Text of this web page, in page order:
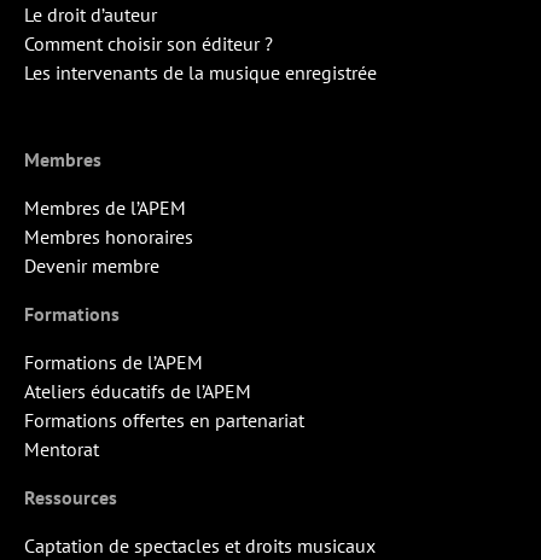
Le droit d’auteur
Comment choisir son éditeur ?
Les intervenants de la musique enregistrée
Membres
Membres de l’APEM
Membres honoraires
Devenir membre
Formations
Formations de l’APEM
Ateliers éducatifs de l’APEM
Formations offertes en partenariat
Mentorat
Ressources
Captation de spectacles et droits musicaux